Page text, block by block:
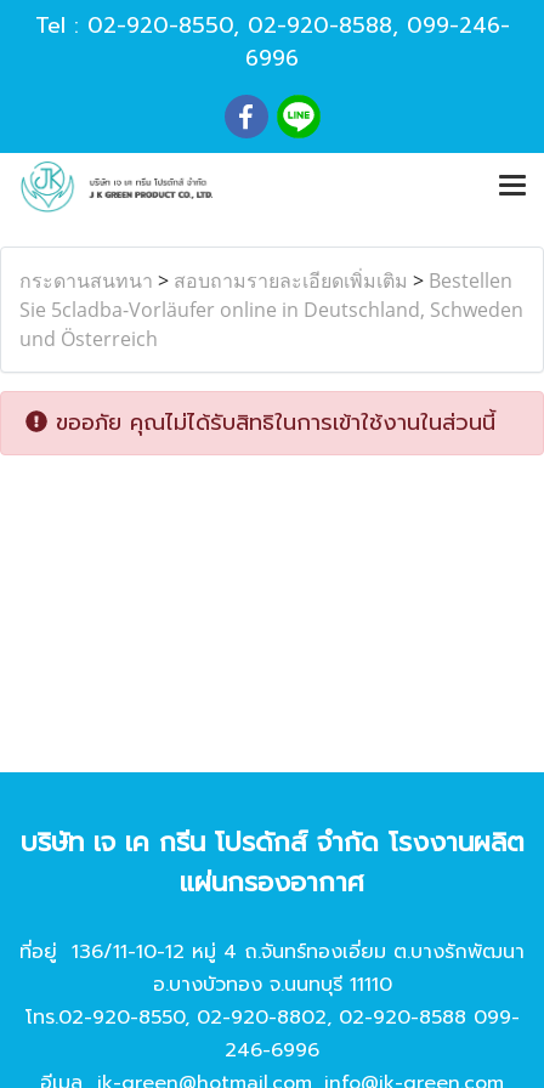
Tel : 02-920-8550, 02-920-8588, 099-246-
6996
กระดานสนทนา > สอบถามรายละเอียดเพิ่มเติม > Bestellen
Sie 5cladba-Vorläufer online in Deutschland, Schweden
und Österreich
ขออภัย คุณไม่ได้รับสิทธิในการเข้าใช้งานในส่วนนี้
บริษัท เจ เค กรีน โปรดักส์ จํากัด โรงงานผลิต
แผ่นกรองอากาศ
ที่อยู่ 136/11-10-12 หมู่ 4 ถ.จันทร์ทองเอี่ยม ต.บางรักพัฒนา
อ.บางบัวทอง จ.นนทบุรี 11110
โทร.02-920-8550, 02-920-8802, 02-920-8588 099-
246-6996